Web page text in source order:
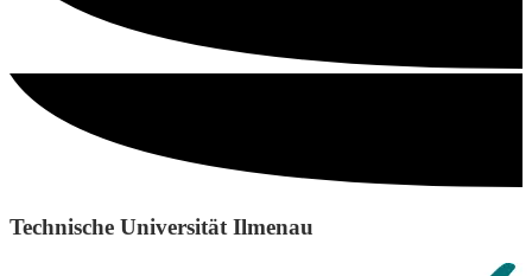
Technische Universität Ilmenau